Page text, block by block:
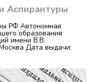
Аспирантуры
РФ Автономная
образования
имени В.В.
Дата выдачи: